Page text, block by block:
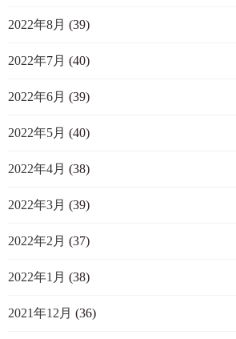
2022年8月 (39)
2022年7月 (40)
2022年6月 (39)
2022年5月 (40)
2022年4月 (38)
2022年3月 (39)
2022年2月 (37)
2022年1月 (38)
2021年12月 (36)